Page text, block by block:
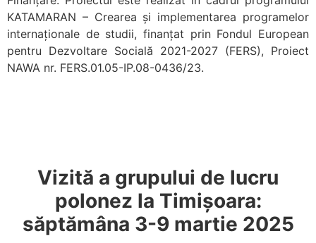
KATAMARAN – Crearea și implementarea programelor
internaționale de studii, finanțat prin Fondul European
pentru Dezvoltare Socială 2021-2027 (FERS), Proiect
NAWA nr. FERS.01.05-IP.08-0436/23.
Vizită a grupului de lucru
polonez la Timișoara:
săptămâna 3-9 martie 2025